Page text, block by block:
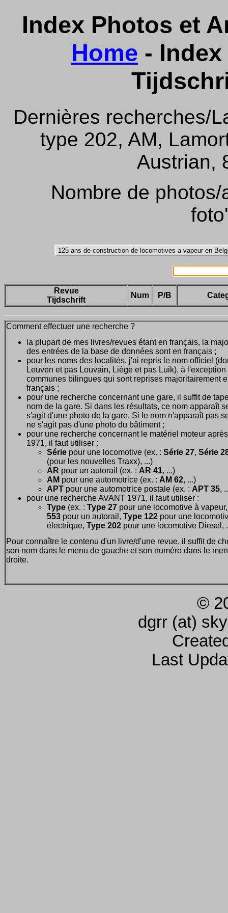
Index Photos et
Home -
Dernières recherches/
type 202, AM,
Austrian,
Nombre de
Revue
Tijdschrift
Num P/B
Comment effectuer une recherche ?
la plupart de mes livres/revues étant en français, la
des entrées de la base de données sont en français ;
pour les noms des localités, j'ai repris le nom officiel
Leuven et pas Louvain, Liège et pas Luik), à l'exception
communes bilingues qui sont reprises majoritairement
français ;
pour une recherche concernant une gare, il suffit de
nom de la gare. Si dans les résultats, ce nom apparaît
s'agit d'une photo de la gare. Si le nom n'apparaît pas
ne s'agit pas d'une photo du bâtiment ;
pour une recherche concernant le matériel moteur après
1971, il faut utiliser :
Série pour une locomotive (ex. : Série 27, Série
(pour les nouvelles Traxx), ...)
AR pour un autorail (ex. : AR 41, ...)
AM pour une automotrice (ex. : AM 62, ...)
APT pour une automotrice postale (ex. : APT 35,
pour une recherche AVANT 1971, il faut utiliser :
Type (ex. : Type 27 pour une locomotive à
553 pour un autorail, Type 122 pour une
électrique, Type 202 pour une locomotive Diesel,
Pour connaître le contenu d'un livre/d'une revue, il suffit de
son nom dans le menu de gauche et son numéro dans le
droite.
©
dgrr (at)
Last